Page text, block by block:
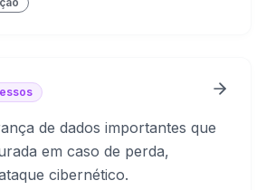
de dados importantes que
em caso de perda,
cibernético.